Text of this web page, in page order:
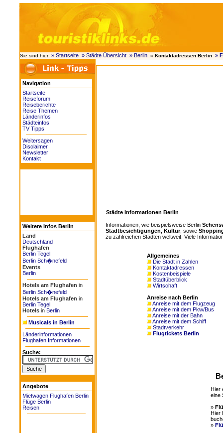
Sie sind hier: » Startseite » Städte Übersicht » Berlin » Kontaktadressen Berlin »
Navigation
Startseite
Reiseforum
Reiseberichte
Reise Themen
Länderinfos
Städteinfos
TV Tipps
Weitersagen
Disclaimer
Newsletter
Kontakt
Weitere Infos Berlin
Land
Deutschland
Flughafen
Berlin Tegel
Berlin Sch�nefeld
Events
Berlin
Hotels am Flughafen in
Berlin Sch�nefeld
Hotels am Flughafen in
Berlin Tegel
Hotels in Berlin
Musicals in Berlin
Länderinformationen
Flughafen Informationen
Suche:
Angebote
Mietwagen Flughafen Berlin
Flüge Berlin
Reisen
Städte Informationen Berlin
Informationen, wie beispielsweise Berlin
Stadtbesichtigungen
Kultur, sowie
zu zahlreichen Städten weltweit. Viele
Allgemeines
Die Stadt in Zahlen
Kontaktadressen
Kostenbeispiele
Stadtüberblick
Wirtschaft
Anreise nach Berlin
Anreise mit dem Flugzeug
Anreise mit dem Pkw/Bus
Anreise mit der Bahn
Anreise mit dem Schiff
Stadtverkehr
Flugtickets Berlin
Hier
eine
»
Hier
»